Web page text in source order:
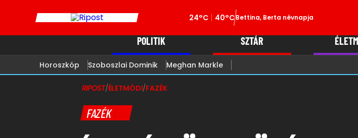
24°C 40°CBettina, Berta névnapja
POLITIK SZTÁR
Horoszkóp Szoboszlai Dominik Meghan Markle
RIPOST/ÉLETMÓDI/FAZÉK
FAZÉK